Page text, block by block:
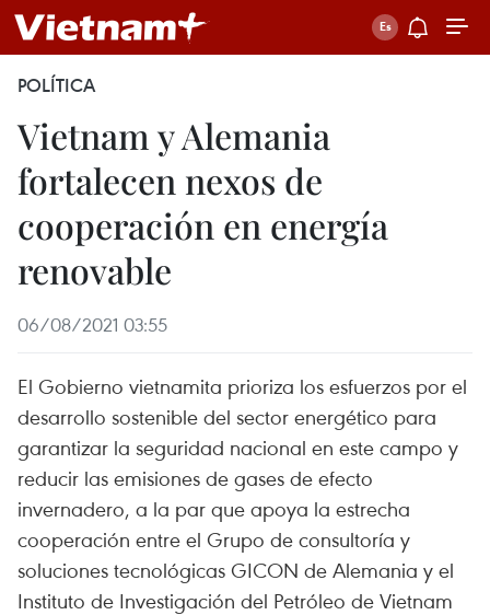
POLÍTICA
Vietnam y Alemania
fortalecen nexos de
cooperación en energía
renovable
06/08/2021 03:55
El Gobierno vietnamita prioriza los esfuerzos por el
desarrollo sostenible del sector energético para
garantizar la seguridad nacional en este campo y
reducir las emisiones de gases de efecto
invernadero, a la par que apoya la estrecha
cooperación entre el Grupo de consultoría y
soluciones tecnológicas GICON de Alemania y el
Instituto de Investigación del Petróleo de Vietnam